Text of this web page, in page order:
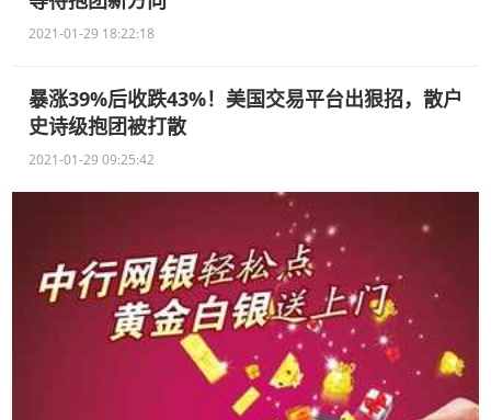
2021-01-29 18:22:18
暴涨39%后收跌43%！美国交易平台出狠招，散户
史诗级抱团被打散
2021-01-29 09:25:42